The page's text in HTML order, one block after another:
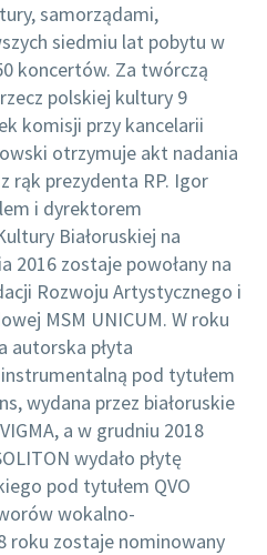
samorządami,
siedmiu lat pobytu w
koncertów. Za twórczą
polskiej kultury 9
komisji przy kancelarii
otrzymuje akt nadania
rąk prezydenta RP. Igor
i dyrektorem
Białoruskiej na
2016 zostaje powołany na
Rozwoju Artystycznego i
MSM UNICUM. W roku
autorska płyta
pod tytułem
wydana przez białoruskie
a w grudniu 2018
wydało płytę
pod tytułem QVO
wokalno-
roku zostaje nominowany